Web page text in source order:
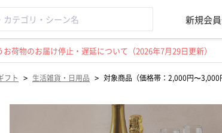
新規会
荷物のお届け停止・遅延について（2026年7月29日更新）
フト > 生活雑貨・日用品 > 対象商品（価格帯：2,000円〜3,000